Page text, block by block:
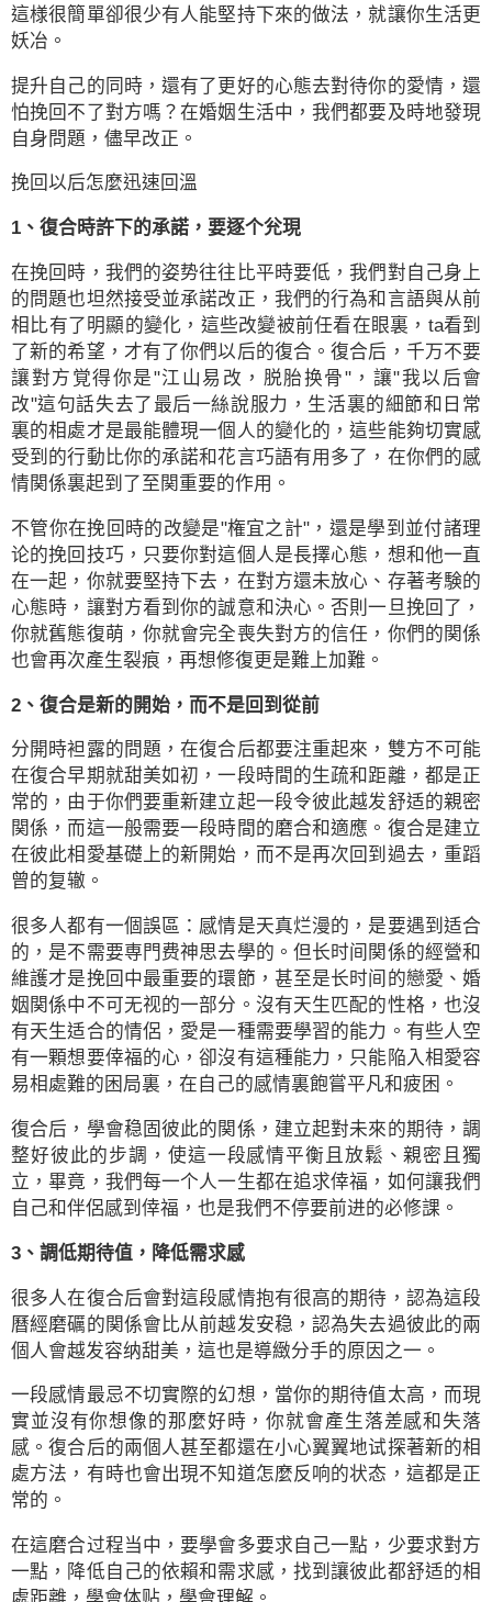
這様很簡單卻很少有人能堅持下來的做法，就讓你生活更
妖冶。
提升自己的同時，還有了更好的心態去對待你的愛情，還
怕挽回不了對方嗎？在婚姻生活中，我們都要及時地發現
自身問題，儘早改正。
挽回以后怎麼迅速回溫
1、復合時許下的承諾，要逐个兊現
在挽回時，我們的姿势往往比平時要低，我們對自己身上
的問題也坦然接受並承諾改正，我們的行為和言語與从前
相比有了明顯的變化，這些改變被前任看在眼裏，ta看到
了新的希望，才有了你們以后的復合。復合后，千万不要
讓對方覚得你是"江山易改，脱胎换骨"，讓"我以后會
改"這句話失去了最后一絲說服力，生活裏的細節和日常
裏的相處才是最能體現一個人的變化的，這些能夠切實感
受到的行動比你的承諾和花言巧語有用多了，在你們的感
情関係裏起到了至関重要的作用。
不管你在挽回時的改變是"権宜之計"，還是學到並付諸理
论的挽回技巧，只要你對這個人是長擇心態，想和他一直
在一起，你就要堅持下去，在對方還未放心、存著考験的
心態時，讓對方看到你的誠意和決心。否則一旦挽回了，
你就舊態復萌，你就會完全喪失對方的信任，你們的関係
也會再次產生裂痕，再想修復更是難上加難。
2、復合是新的開始，而不是回到從前
分開時袒露的問題，在復合后都要注重起來，雙方不可能
在復合早期就甜美如初，一段時間的生疏和距離，都是正
常的，由于你們要重新建立起一段令彼此越发舒适的親密
関係，而這一般需要一段時間的磨合和適應。復合是建立
在彼此相愛基礎上的新開始，而不是再次回到過去，重蹈
曾的复辙。
很多人都有一個誤區：感情是天真烂漫的，是要遇到适合
的，是不需要専門费神思去學的。但长时间関係的經營和
維護才是挽回中最重要的環節，甚至是长时间的戀愛、婚
姻関係中不可无视的一部分。沒有天生匹配的性格，也沒
有天生适合的情侶，愛是一種需要學習的能力。有些人空
有一顆想要倖福的心，卻沒有這種能力，只能陥入相愛容
易相處難的困局裏，在自己的感情裏飽嘗平凡和疲困。
復合后，學會稳固彼此的関係，建立起對未來的期待，調
整好彼此的步調，使這一段感情平衡且放鬆、親密且獨
立，畢竟，我們每一个人一生都在追求倖福，如何讓我們
自己和伴侶感到倖福，也是我們不停要前进的必修課。
3、調低期待值，降低需求感
很多人在復合后會對這段感情抱有很高的期待，認為這段
曆經磨礪的関係會比从前越发安稳，認為失去過彼此的兩
個人會越发容纳甜美，這也是導緻分手的原因之一。
一段感情最忌不切實際的幻想，當你的期待值太高，而現
實並沒有你想像的那麼好時，你就會產生落差感和失落
感。復合后的兩個人甚至都還在小心翼翼地试探著新的相
處方法，有時也會出現不知道怎麼反响的状态，這都是正
常的。
在這磨合过程当中，要學會多要求自己一點，少要求對方
一點，降低自己的依賴和需求感，找到讓彼此都舒适的相